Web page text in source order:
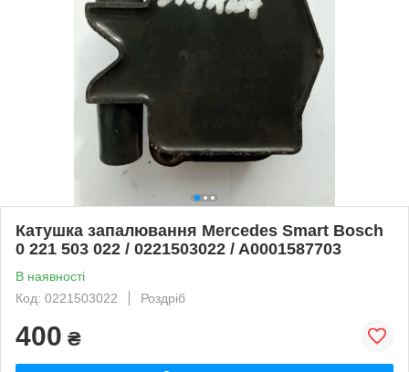
Катушка запалювання Mercedes Smart Bosch
0 221 503 022 / 0221503022 / A0001587703
В наявності
Код: 0221503022
Роздріб
400 ₴